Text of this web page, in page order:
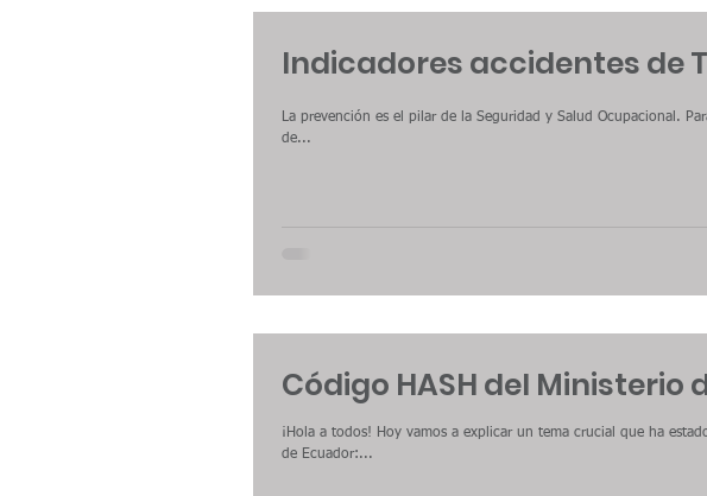
Indicadores accidentes de
La prevención es el pilar de la Seguridad y Salud Ocupacional.
de...
Código HASH del Ministerio
¡Hola a todos! Hoy vamos a explicar un tema crucial que ha
de Ecuador:...